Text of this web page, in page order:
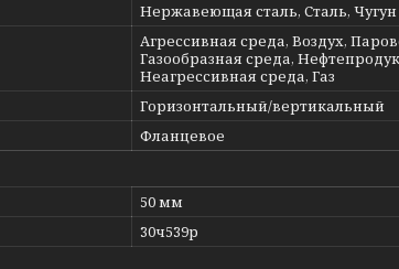
Нержавеющая сталь, Сталь, Чугун
Агрессивная среда, Воздух,
Газообразная среда,
Неагрессивная среда, Газ
Горизонтальный/вертикальный
Фланцевое
50 мм
30ч539р